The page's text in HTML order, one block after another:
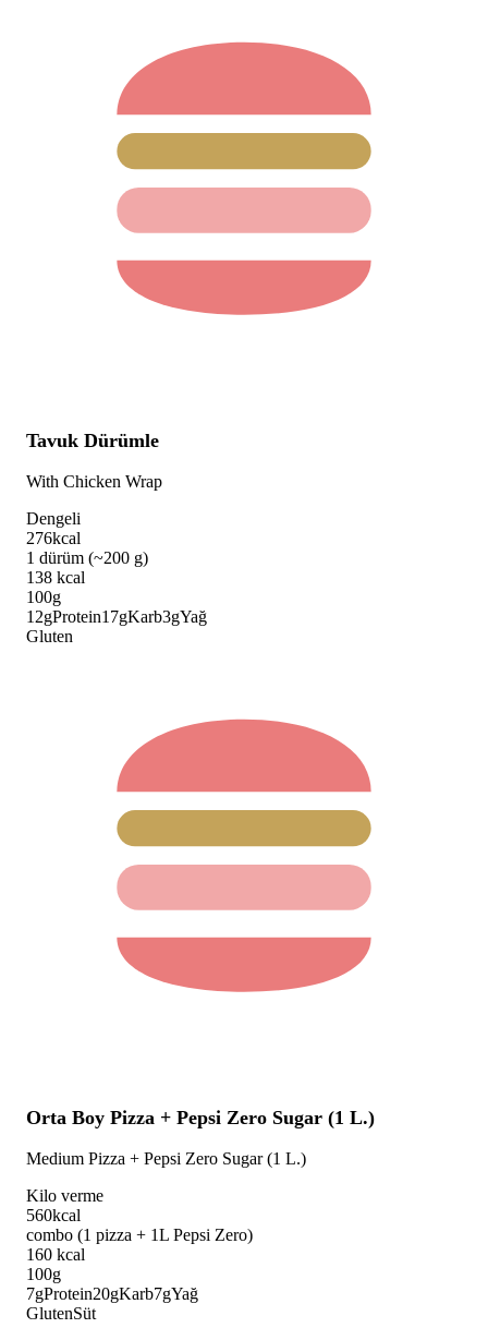
Tavuk Dürümle
With Chicken Wrap
Dengeli
276kcal
1 dürüm (~200 g)
138 kcal
100g
12gProtein17gKarb3gYağ
Gluten
Orta Boy Pizza + Pepsi Zero Sugar (1 L.)
Medium Pizza + Pepsi Zero Sugar (1 L.)
Kilo verme
560kcal
combo (1 pizza + 1L Pepsi Zero)
160 kcal
100g
7gProtein20gKarb7gYağ
GlutenSüt